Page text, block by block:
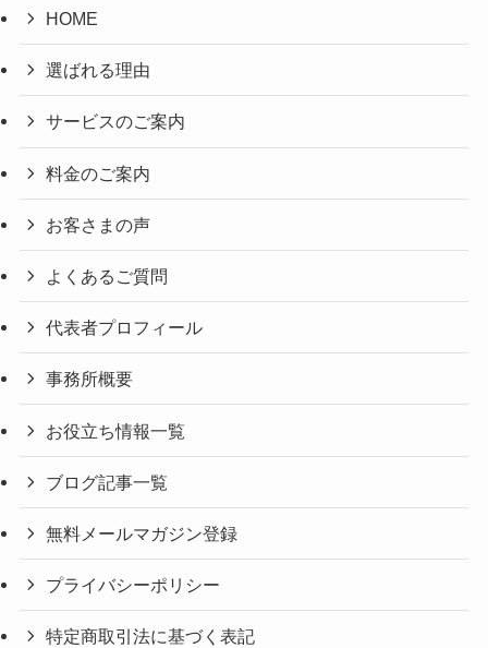
HOME
選ばれる理由
サービスのご案内
料金のご案内
お客さまの声
よくあるご質問
代表者プロフィール
事務所概要
お役立ち情報一覧
ブログ記事一覧
無料メールマガジン登録
プライバシーポリシー
特定商取引法に基づく表記